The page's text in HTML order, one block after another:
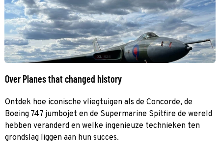
Over Planes that changed history
Ontdek hoe iconische vliegtuigen als de Concorde, de
Boeing 747 jumbojet en de Supermarine Spitfire de wereld
hebben veranderd en welke ingenieuze technieken ten
grondslag liggen aan hun succes.